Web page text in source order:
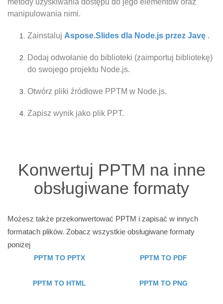
metody uzyskiwania dostępu do jego elementów oraz
manipulowania nimi.
Zainstaluj Aspose.Slides dla Node.js przez Javę .
Dodaj odwołanie do biblioteki (zaimportuj bibliotekę)
do swojego projektu Node.js.
Otwórz pliki źródłowe PPTM w Node.js.
Zapisz wynik jako plik PPT.
Konwertuj PPTM na inne
obsługiwane formaty
Możesz także przekonwertować PPTM i zapisać w innych
formatach plików. Zobacz wszystkie obsługiwane formaty
poniżej
PPTM TO PPTX PPTM TO PDF
PPTM TO HTML PPTM TO PNG